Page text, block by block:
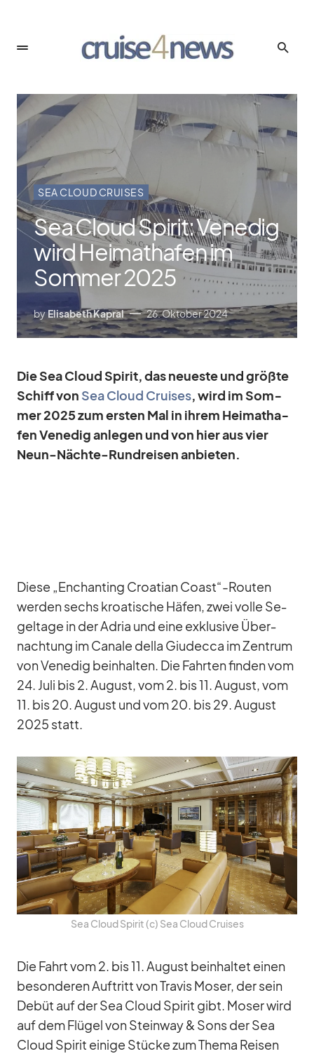
SEA CLOUD CRUISES
Sea Cloud Spirit: Venedig
wird Heimathafen im
Sommer 2025
byElisabeth Kapral 26. Oktober 2024
Die Sea Cloud Spi­rit, das neu­este und größte
Schiff von Sea Cloud Crui­ses, wird im Som­
mer 2025 zum ers­ten Mal in ih­rem Hei­mat­ha­
fen Ve­ne­dig an­le­gen und von hier aus vier
Neun-Nächte-Rund­rei­sen an­bie­ten.
Diese „En­chan­ting Croa­tian Coast“-Routen
wer­den sechs kroa­ti­sche Hä­fen, zwei volle Se­
gel­tage in der Adria und eine ex­klu­sive Über­
nach­tung im Ca­nale della Giudecca im Zen­trum
von Ve­ne­dig be­inhal­ten. Die Fahr­ten fin­den vom
24. Juli bis 2. Au­gust, vom 2. bis 11. Au­gust, vom
11. bis 20. Au­gust und vom 20. bis 29. Au­gust
2025 statt.
Sea Cloud Spi­rit (c) Sea Cloud Crui­ses
Die Fahrt vom 2. bis 11. Au­gust be­inhal­tet ei­nen
be­son­de­ren Auf­tritt von Tra­vis Mo­ser, der sein
De­büt auf der Sea Cloud Spi­rit gibt. Mo­ser wird
auf dem Flü­gel von Stein­way & Sons der Sea
Cloud Spi­rit ei­nige Stü­cke zum Thema Rei­sen